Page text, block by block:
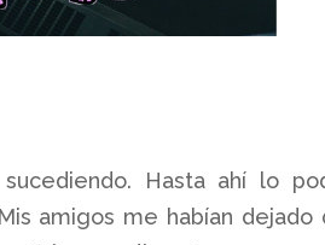
Hasta ahí lo
amigos me habían dejado